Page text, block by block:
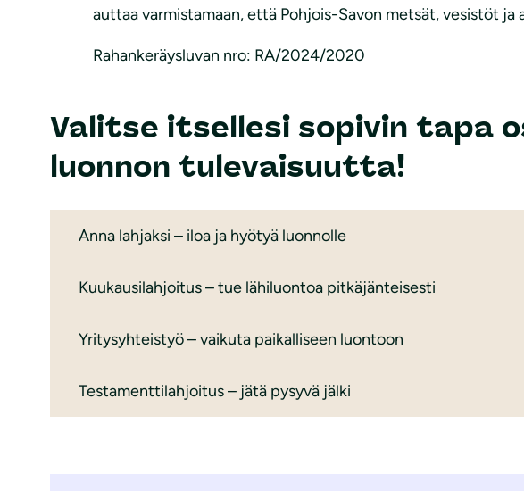
auttaa varmistamaan, että Pohjois-Savon metsät, vesistöt
Rahankeräysluvan nro: RA/2024/2020
Valitse itsellesi sopivin tapa
luonnon tulevaisuutta!
Anna lahjaksi – iloa ja hyötyä luonnolle
Kuukausilahjoitus – tue lähiluontoa pitkäjänteisesti
Yritysyhteistyö – vaikuta paikalliseen luontoon
Testamenttilahjoitus – jätä pysyvä jälki